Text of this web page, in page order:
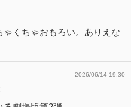
くちゃおもろい。ありえな
2026/06/14 19:30